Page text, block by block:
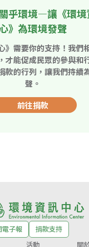
乎環境—讓《環境
》為環境發聲
》需要你的支持！我們
才能促成民眾的參與和
款的行列，讓我們持續
聲。
前往捐款
子報
捐款支持
活動 關